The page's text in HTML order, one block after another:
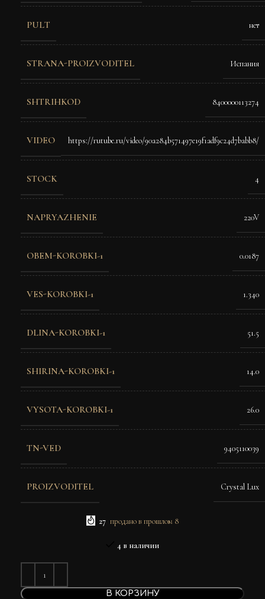
PULT нет
STRANA-PROIZVODITEL Испания
SHTRIHKOD 8400000113274
VIDEO https://rutube.ru/video/90a284b571497e19f1adf9c24d7babb8/
STOCK 4
NAPRYAZHENIE 220V
OBEM-KOROBKI-1 0.0187
VES-KOROBKI-1 1.340
DLINA-KOROBKI-1 51.5
SHIRINA-KOROBKI-1 14.0
VYSOTA-KOROBKI-1 26.0
TN-VED 9405110039
PROIZVODITEL Crystal Lux
27 продано в прошлом 8
4 в наличии
В КОРЗИНУ